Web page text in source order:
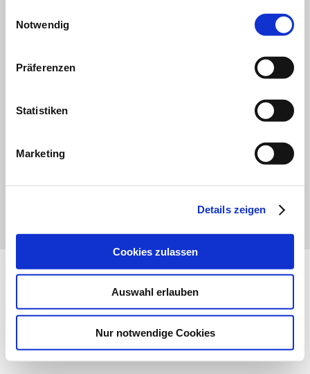
Notwendig
Präferenzen
Statistiken
Marketing
Details zeigen
Cookies zulassen
Auswahl erlauben
Nur notwendige Cookies